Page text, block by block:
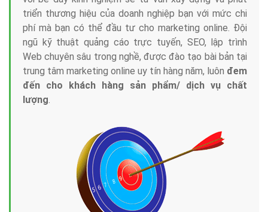
triển thương hiệu của doanh nghiệp bạn với mức chi
phí mà bạn có thể đầu tư cho marketing online. Đội
ngũ kỹ thuật quảng cáo trực tuyến, SEO, lập trình
Web chuyên sâu trong nghề, được đào tạo bài bản tại
trung tâm marketing online uy tín hàng năm, luôn đem
đến cho khách hàng sản phẩm/ dịch vụ chất
lượng.